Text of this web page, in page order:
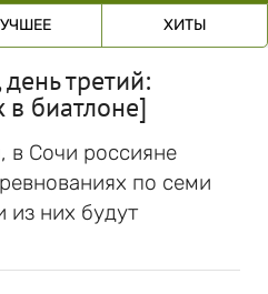
ХИТЫ
третий:
биатлоне]
в Сочи россияне
по семи
из них будут